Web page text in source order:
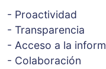
- Proactividad
- Transparencia
- Acceso a la
- Colaboración